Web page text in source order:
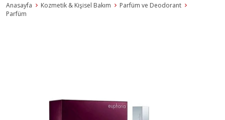
Anasayfa Kozmetik & Kişisel Bakım
Parfüm ve Deodorant
Parfüm